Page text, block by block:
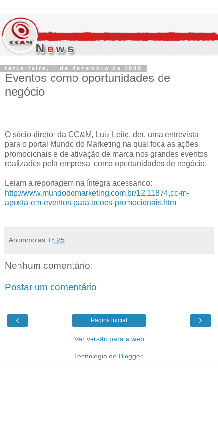
terça-feira, 1 de dezembro de 2009
Eventos como oportunidades de
negócio
O sócio-diretor da CC&M, Luiz Leite, deu uma entrevista
para o portal Mundo do Marketing na qual foca as ações
promocionais e de ativação de marca nos grandes eventos
realizados pela empresa, como oportunidades de negócio.
Leiam a reportagem na íntegra acessando:
http://www.mundodomarketing.com.br/12,11874,cc-m-
aposta-em-eventos-para-acoes-promocionais.htm
Anônimo às 15:25
Nenhum comentário:
Postar um comentário
‹ ›
Página inicial
Ver versão para a web
Tecnologia do Blogger.